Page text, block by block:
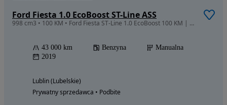
Ford Fiesta 1.0 EcoBoost ST-Line ASS
998 cm3 • 100 KM • Ford Fiesta ST-Line 1.0 EcoBoost 100 KM | Salon Polska | 43 500 km
43 000 km Benzyna
Manualna
2019
Lublin (Lubelskie)
Prywatny sprzedawca • Podbite